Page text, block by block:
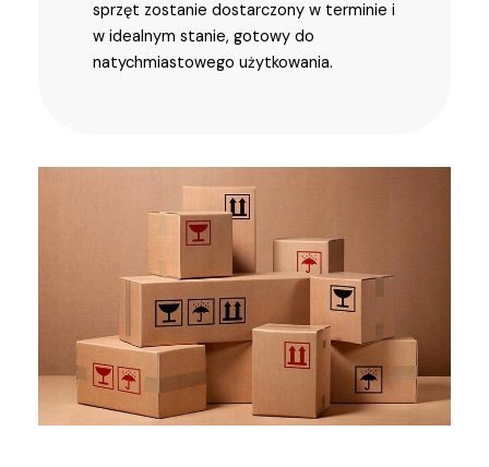
sprzęt zostanie dostarczony w terminie i
w idealnym stanie, gotowy do
natychmiastowego użytkowania.